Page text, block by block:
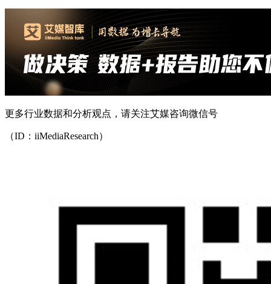
更多行业数据和分析观点，请关注艾媒咨询微信号
（ID：iiMediaResearch）